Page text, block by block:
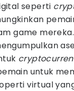
seperti
game
untuk
virtual